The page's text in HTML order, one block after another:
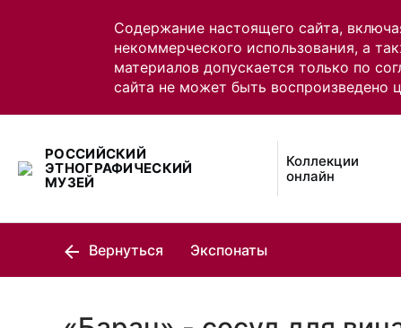
Содержание настоящего сайта,
некоммерческого использования, а
материалов допускается только по
сайта не может быть воспроизведено
РОССИЙСКИЙ
ЭТНОГРАФИЧЕСКИЙ
МУЗЕЙ
Коллекции
онлайн
Вернуться Экспонаты